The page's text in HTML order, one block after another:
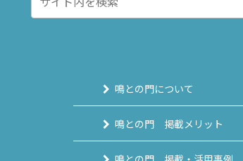
鳴との門について
鳴との門 掲載メリット